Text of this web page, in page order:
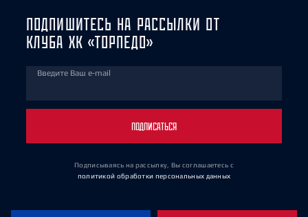
ПОДПИШИТЕСЬ НА РАССЫЛКИ ОТ
КЛУБА ХК «ТОРПЕДО»
Введите Ваш e-mail
ПОДПИСАТЬСЯ
Подписываясь на рассылку, Вы соглашаетесь с
политикой обработки персональных данных